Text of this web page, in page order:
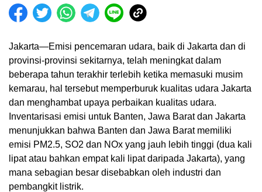
Jakarta—Emisi pencemaran udara, baik di Jakarta dan di
provinsi-provinsi sekitarnya, telah meningkat dalam
beberapa tahun terakhir terlebih ketika memasuki musim
kemarau, hal tersebut memperburuk kualitas udara Jakarta
dan menghambat upaya perbaikan kualitas udara.
Inventarisasi emisi untuk Banten, Jawa Barat dan Jakarta
menunjukkan bahwa Banten dan Jawa Barat memiliki
emisi PM2.5, SO2 dan NOx yang jauh lebih tinggi (dua kali
lipat atau bahkan empat kali lipat daripada Jakarta), yang
mana sebagian besar disebabkan oleh industri dan
pembangkit listrik.